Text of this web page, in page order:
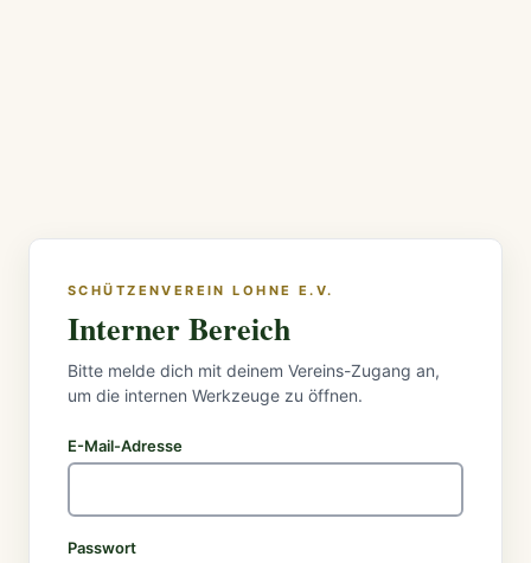
SCHÜTZENVEREIN LOHNE E.V.
Interner Bereich
Bitte melde dich mit deinem Vereins-Zugang an,
um die internen Werkzeuge zu öffnen.
E-Mail-Adresse
Passwort